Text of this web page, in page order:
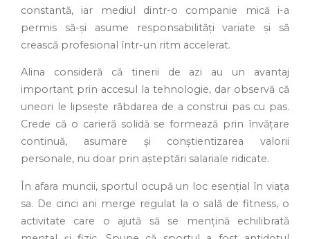
constantă, iar mediul dintr-o companie mică i-a
permis să-și asume responsabilități variate și să
crească profesional într-un ritm accelerat.
Alina consideră că tinerii de azi au un avantaj
important prin accesul la tehnologie, dar observă că
uneori le lipsește răbdarea de a construi pas cu pas.
Crede că o carieră solidă se formează prin învățare
continuă, asumare și conștientizarea valorii
personale, nu doar prin așteptări salariale ridicate.
În afara muncii, sportul ocupă un loc esențial în viața
sa. De cinci ani merge regulat la o sală de fitness, o
activitate care o ajută să se mențină echilibrată